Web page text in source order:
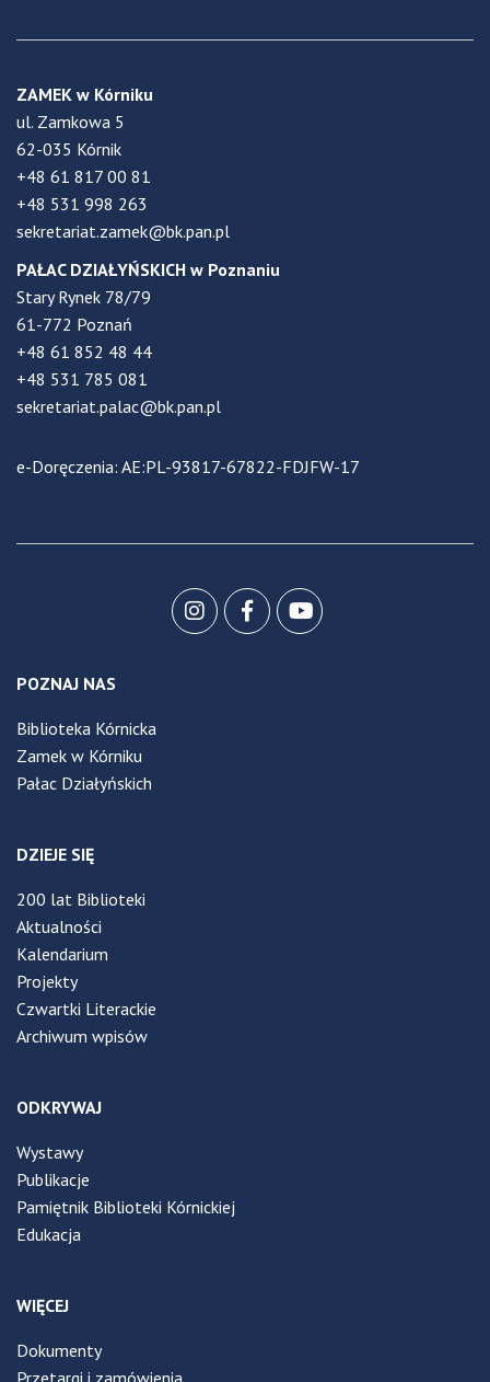
ZAMEK w Kórniku
ul. Zamkowa 5
62-035 Kórnik
+48 61 817 00 81
+48 531 998 263
sekretariat.zamek@bk.pan.pl
PAŁAC DZIAŁYŃSKICH w Poznaniu
Stary Rynek 78/79
61-772 Poznań
+48 61 852 48 44
+48 531 785 081
sekretariat.palac@bk.pan.pl
e-Doręczenia: AE:PL-93817-67822-FDJFW-17
POZNAJ NAS
Biblioteka Kórnicka
Zamek w Kórniku
Pałac Działyńskich
DZIEJE SIĘ
200 lat Biblioteki
Aktualności
Kalendarium
Projekty
Czwartki Literackie
Archiwum wpisów
ODKRYWAJ
Wystawy
Publikacje
Pamiętnik Biblioteki Kórnickiej
Edukacja
WIĘCEJ
Dokumenty